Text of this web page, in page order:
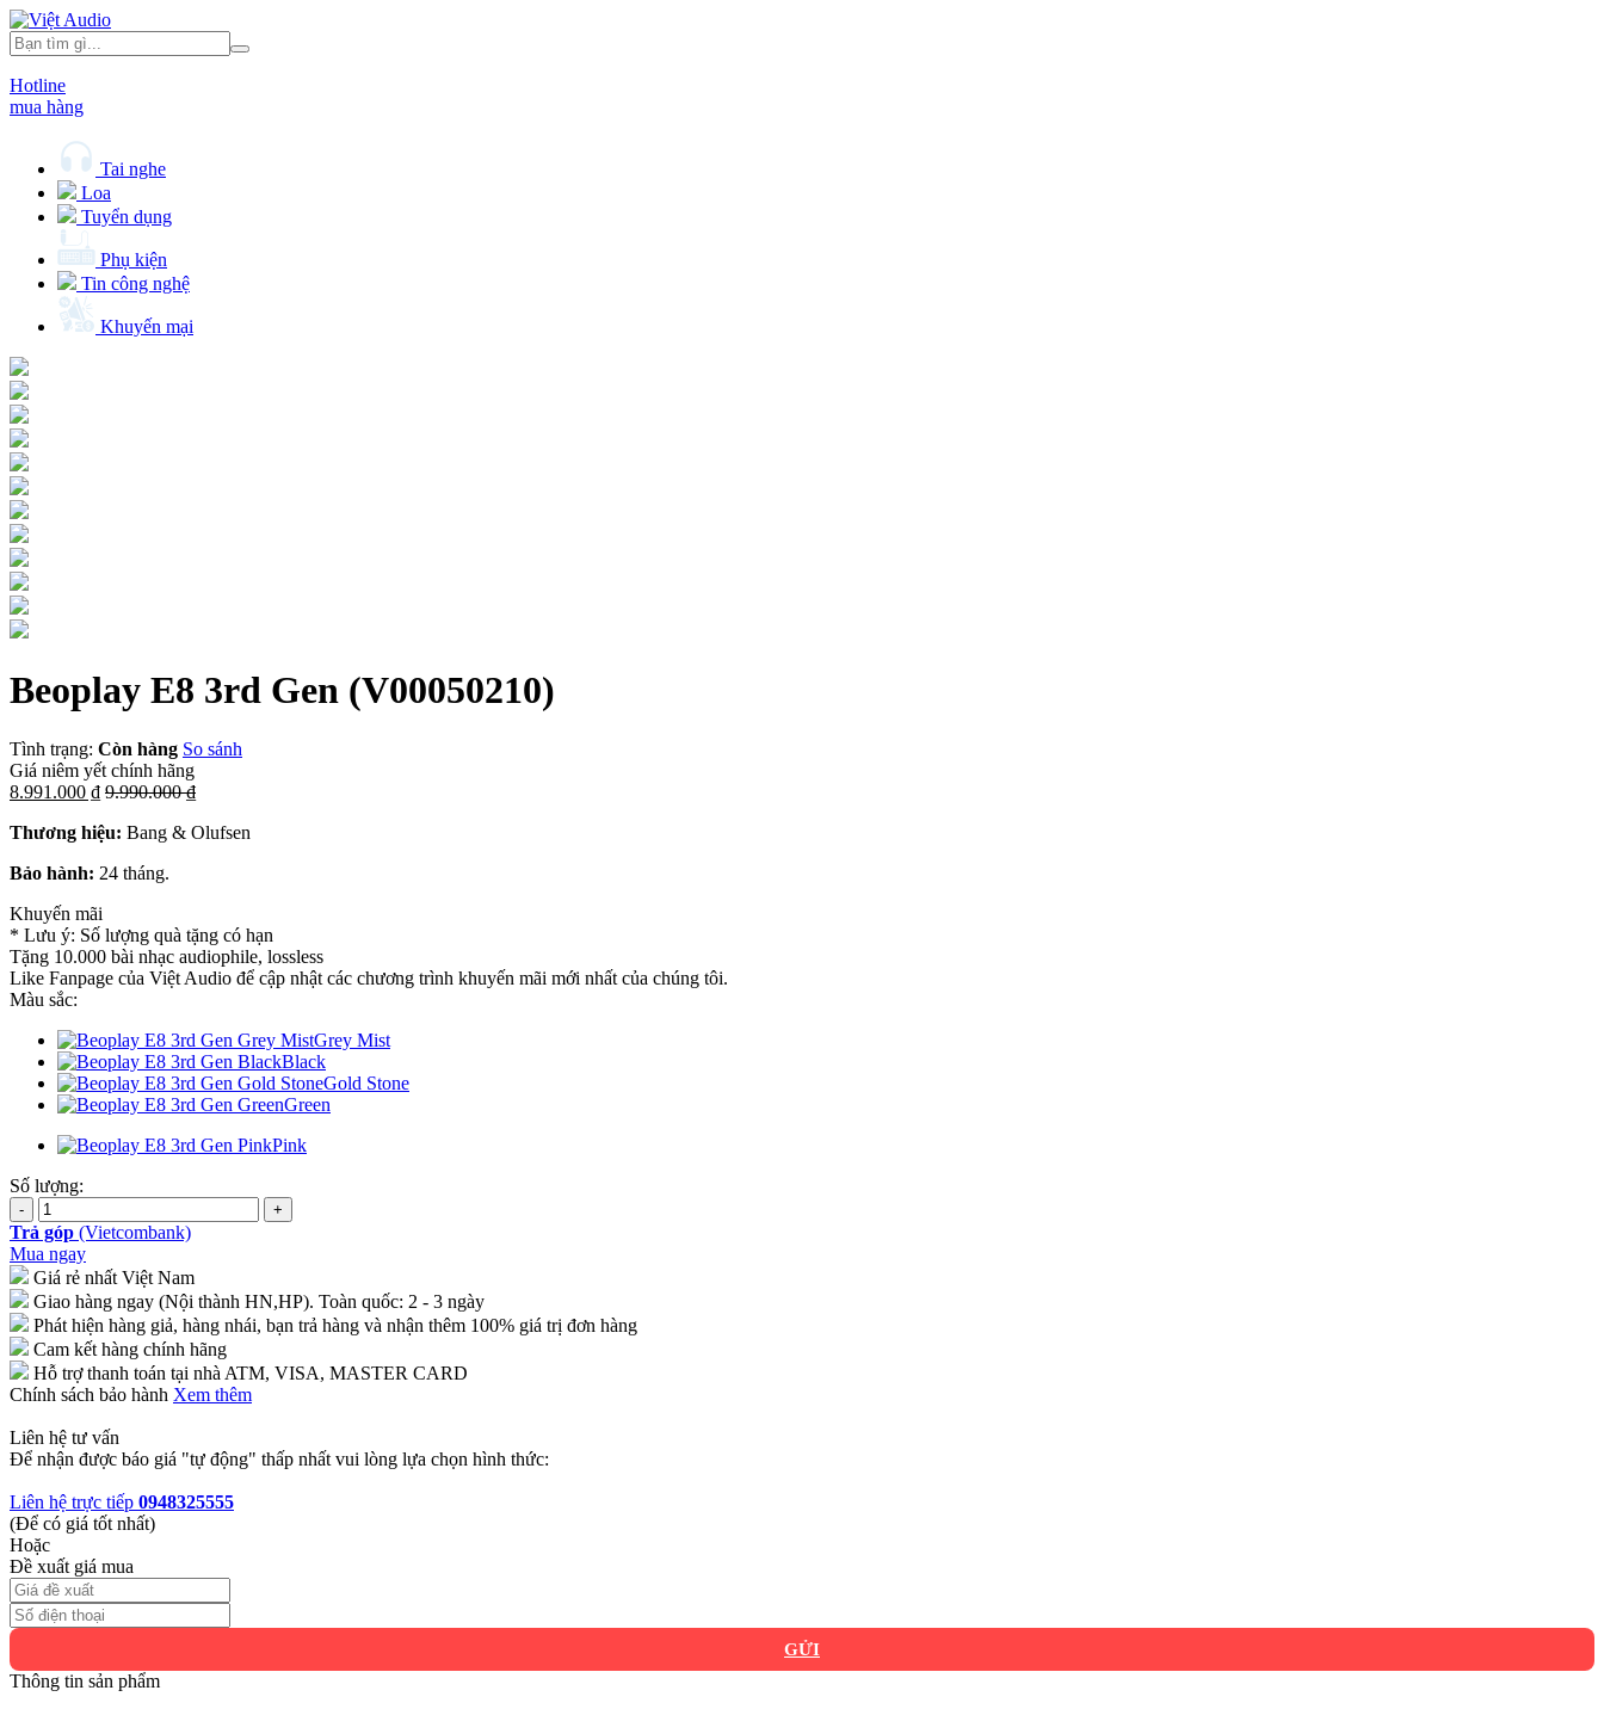
Hotline
mua hàng
Tai nghe
Loa
Tuyển dụng
Phụ kiện
Tin công nghệ
Khuyến mại
Beoplay E8 3rd Gen (V00050210)
Tình trạng: Còn hàng So sánh
Giá niêm yết chính hãng
8.991.000 ₫ 9.990.000 ₫
Thương hiệu: Bang & Olufsen
Bảo hành: 24 tháng.
Khuyến mãi
* Lưu ý: Số lượng quà tặng có hạn
Tặng 10.000 bài nhạc audiophile, lossless
Like Fanpage của Việt Audio để cập nhật các chương trình khuyến mãi mới nhất của chúng tôi.
Màu sắc:
Grey Mist
Black
Gold Stone
Green
Pink
Số lượng:
Trả góp (Vietcombank)
Mua ngay
Giá rẻ nhất Việt Nam
Giao hàng ngay (Nội thành HN,HP). Toàn quốc: 2 - 3 ngày
Phát hiện hàng giả, hàng nhái, bạn trả hàng và nhận thêm 100% giá trị đơn hàng
Cam kết hàng chính hãng
Hỗ trợ thanh toán tại nhà ATM, VISA, MASTER CARD
Chính sách bảo hành Xem thêm
Liên hệ tư vấn
Để nhận được báo giá "tự động" thấp nhất vui lòng lựa chọn hình thức:
Liên hệ trực tiếp 0948325555
(Để có giá tốt nhất)
Hoặc
Đề xuất giá mua
GỬI
Thông tin sản phẩm